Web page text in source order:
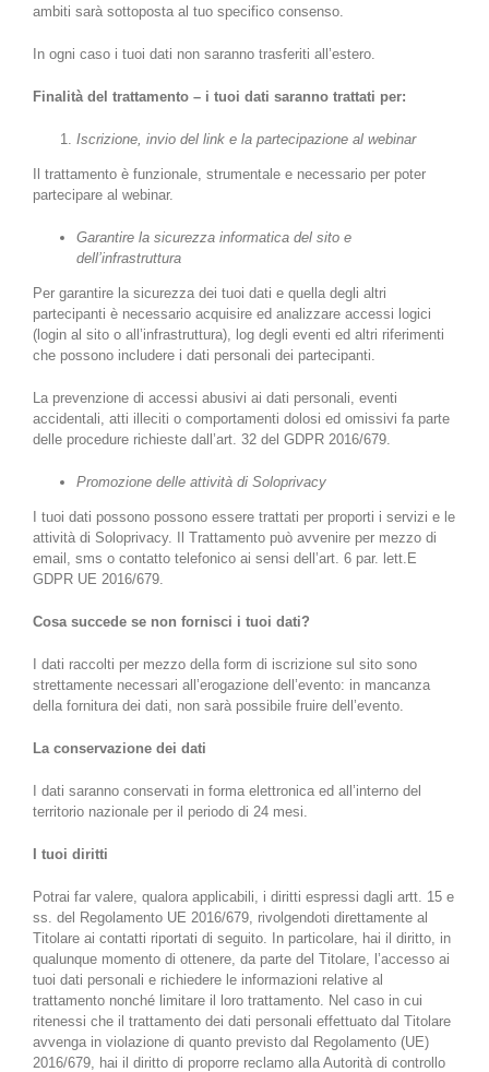
ambiti sarà sottoposta al tuo specifico consenso.
In ogni caso i tuoi dati non saranno trasferiti all’estero.
Finalità del trattamento – i tuoi dati saranno trattati per:
Iscrizione, invio del link e la partecipazione al webinar
Il trattamento è funzionale, strumentale e necessario per poter
partecipare al webinar.
Garantire la sicurezza informatica del sito e
dell’infrastruttura
Per garantire la sicurezza dei tuoi dati e quella degli altri
partecipanti è necessario acquisire ed analizzare accessi logici
(login al sito o all’infrastruttura), log degli eventi ed altri riferimenti
che possono includere i dati personali dei partecipanti.
La prevenzione di accessi abusivi ai dati personali, eventi
accidentali, atti illeciti o comportamenti dolosi ed omissivi fa parte
delle procedure richieste dall’art. 32 del GDPR 2016/679.
Promozione delle attività di Soloprivacy
I tuoi dati possono possono essere trattati per proporti i servizi e le
attività di Soloprivacy. Il Trattamento può avvenire per mezzo di
email, sms o contatto telefonico ai sensi dell’art. 6 par. lett.E
GDPR UE 2016/679.
Cosa succede se non fornisci i tuoi dati?
I dati raccolti per mezzo della form di iscrizione sul sito sono
strettamente necessari all’erogazione dell’evento: in mancanza
della fornitura dei dati, non sarà possibile fruire dell’evento.
La conservazione dei dati
I dati saranno conservati in forma elettronica ed all’interno del
territorio nazionale per il periodo di 24 mesi.
I tuoi diritti
Potrai far valere, qualora applicabili, i diritti espressi dagli artt. 15 e
ss. del Regolamento UE 2016/679, rivolgendoti direttamente al
Titolare ai contatti riportati di seguito. In particolare, hai il diritto, in
qualunque momento di ottenere, da parte del Titolare, l’accesso ai
tuoi dati personali e richiedere le informazioni relative al
trattamento nonché limitare il loro trattamento. Nel caso in cui
ritenessi che il trattamento dei dati personali effettuato dal Titolare
avvenga in violazione di quanto previsto dal Regolamento (UE)
2016/679, hai il diritto di proporre reclamo alla Autorità di controllo